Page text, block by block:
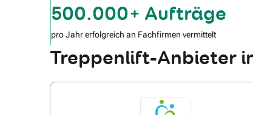
500.000+ Aufträge
pro Jahr erfolgreich an Fachfirmen vermittelt
Treppenlift-Anbieter